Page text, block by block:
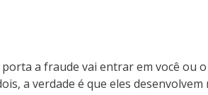
a fraude vai entrar em você ou
a verdade é que eles